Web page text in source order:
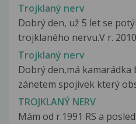
Trojklaný nerv
Dobrý den, už 5 let se
trojklaného nervu.V r.
Trojklaný nerv
Dobrý den,má kamarádka
zánetem spojivek který
TROJKLANÝ NERV
Mám od r.1991 RS a